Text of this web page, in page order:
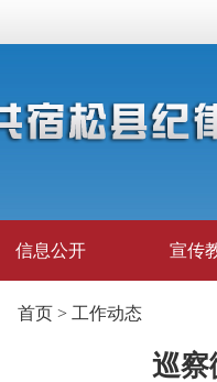
信息公开 宣传
首页 > 工作动态
巡察